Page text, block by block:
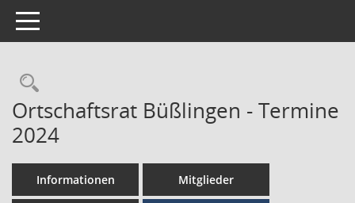
Toggle navigation
Ortschaftsrat Büßlingen - Termine
2024
Informationen Mitglieder